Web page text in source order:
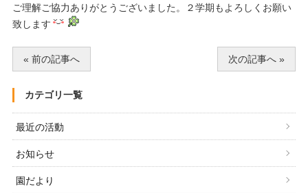
ご理解ご協力ありがとうございました。２学期もよろしくお願い
致します
« 前の記事へ 次の記事へ »
カテゴリ一覧
最近の活動
お知らせ
園だより